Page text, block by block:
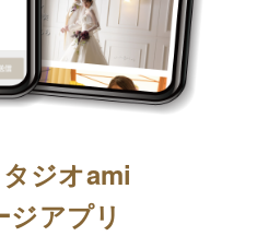
ジオami
ジアプリ